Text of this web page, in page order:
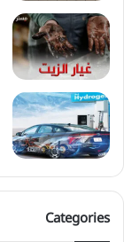
Categories